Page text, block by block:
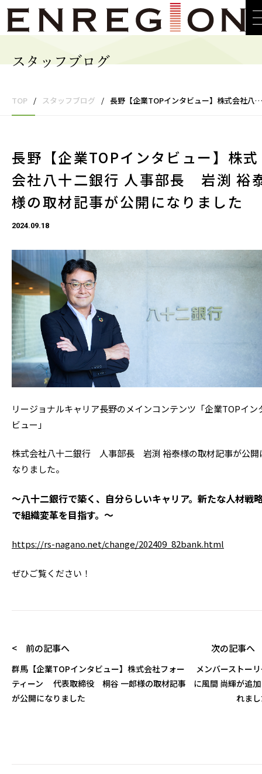
スタッフブログ
TOP / スタッフブログ / 長野【企業TOPインタビュー】株式会社八十二銀行 人事部長 岩渕 裕泰様の取材記事が公開になりました
長野【企業TOPインタビュー】株式
会社八十二銀行 人事部長 岩渕 裕
様の取材記事が公開になりました
2024.09.18
リージョナルキャリア長野のメインコンテンツ「企業TOPイン
ビュー」
株式会社八十二銀行 人事部長 岩渕 裕泰様の取材記事が公開
なりました。
～八十二銀行で築く、自分らしいキャリア。新たな人材戦
で組織変革を目指す。 ～
https://rs-nagano.net/change/202409_82bank.html
ぜひご覧ください！
< 前の記事へ
群馬【企業TOPインタビュー】株式会社フォー
ティーン 代表取締役 桐谷 一郎様の取材記事
が公開になりました
次の記事
メンバーストー
に風間 尚輝が追
れま